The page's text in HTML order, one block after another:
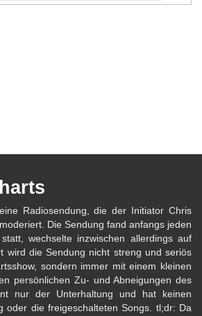
Radiosendung, die der Initiator Chris
Die Sendung fand anfangs jeden
wechselte inzwischen allerdings auf
wird die Sendung nicht streng und seriös
sondern immer mit einem kleinen
persönlichen Zu- und Abneigungen des
nur der Unterhaltung und hat keinen
oder die freigeschalteten Songs. tl;dr: Da